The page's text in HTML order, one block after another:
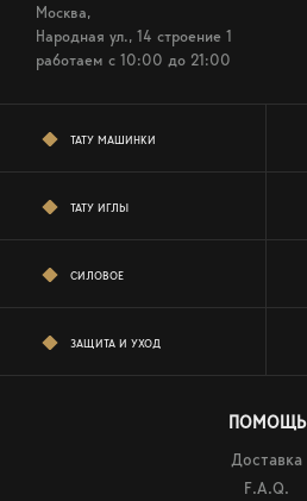
Москва,
Народная ул., 14 строение 1
работаем c 10:00 до 21:00
ТАТУ МАШИНКИ
ТАТУ ИГЛЫ
СИЛОВОЕ
ЗАЩИТА И УХОД
ПОМОЩЬ
Доставка
F.A.Q.